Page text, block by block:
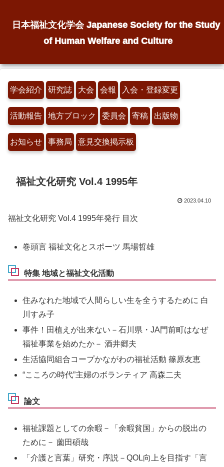
日本福祉文化学会 Japanese Society for the Study
of Human Welfare and Culture
学会紹介 研究誌 大会 会報 入会・登録変更
活動報告 地方ブロック 委員会 寄稿 出版物
お知らせ 事務局 意見交換掲示板
福祉文化研究 Vol.4 1995年
2023.04.10
福祉文化研究 Vol.4 1995年発行 目次
巻頭言 福祉文化とスポーツ 馬場哲雄
特集 地域と福祉文化活動
住みなれた地域で人間らしい生を全うするために 白
川すみ子
事件！田植えが出来ない－石川県・JA門前町はなぜ
福祉事業を始めたか－ 酒井郷夫
生活協同組合コープかながわの福祉活動 篠原友恵
“こころの時代”主婦のボランティア 高森二夫
論文
福祉課題としての余暇－「余暇貧国」からの脱出の
ために－ 薗田碩哉
「介護と言葉」研究・序説－QOL向上を目指す「言